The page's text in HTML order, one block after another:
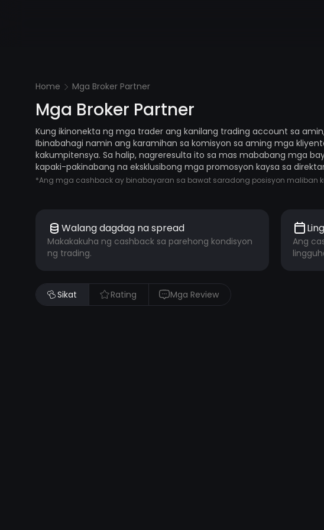
Home Mga Broker Partner
Mga Broker Partner
Kung ikinonekta ng mga trader ang kanilang trading account sa
Ibinabahagi namin ang karamihan sa komisyon sa aming mga
kakumpitensya. Sa halip, nagreresulta ito sa mas mababang mga
kapaki-pakinabang na eksklusibong mga promosyon kaysa sa
*Ang mga cashback ay binabayaran sa bawat saradong posisyon maliban
Walang dagdag na spread
Makakakuha ng cashback sa parehong kondisyon
ng trading.
Ang
Sikat Rating Mga Review